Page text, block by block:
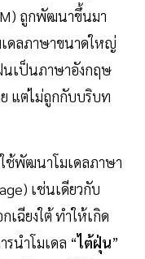
ถูกพัฒนาขึ้นมา
ดลภาษาขนาดใหญ่
เป็นภาษาอังกฤษ
แต่ไม่ถูกกับบริบท
ช้พัฒนาโมเดลภาษา
เช่นเดียวกับ
ฉียงใต้ ทำให้เกิด
รนำโมเดล “ไต้ฝุ่น”